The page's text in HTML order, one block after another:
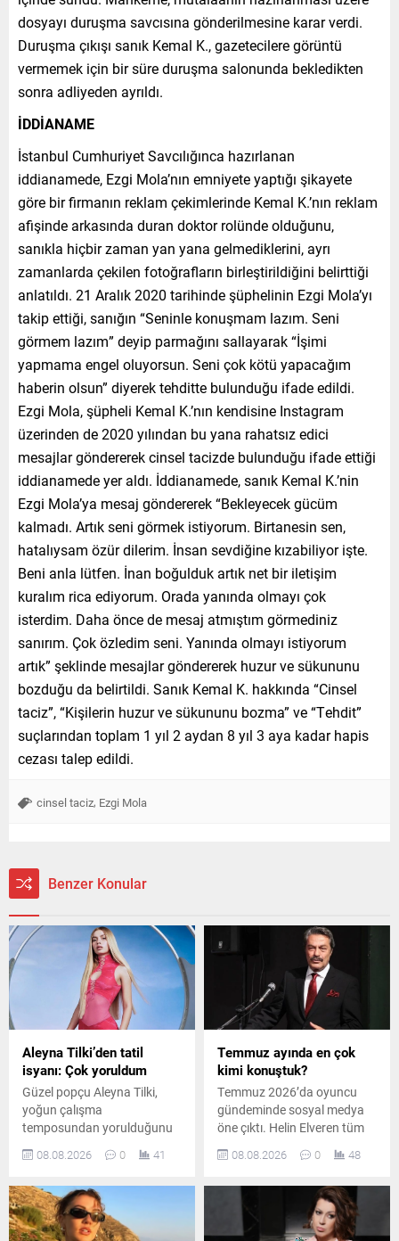
dosyayı duruşma savcısına gönderilmesine karar verdi.
Duruşma çıkışı sanık Kemal K., gazetecilere görüntü
vermemek için bir süre duruşma salonunda bekledikten
sonra adliyeden ayrıldı.
İDDİANAME
İstanbul Cumhuriyet Savcılığınca hazırlanan
iddianamede, Ezgi Mola’nın emniyete yaptığı şikayete
göre bir firmanın reklam çekimlerinde Kemal K.’nın reklam
afişinde arkasında duran doktor rolünde olduğunu,
sanıkla hiçbir zaman yan yana gelmediklerini, ayrı
zamanlarda çekilen fotoğrafların birleştirildiğini belirttiği
anlatıldı. 21 Aralık 2020 tarihinde şüphelinin Ezgi Mola’yı
takip ettiği, sanığın “Seninle konuşmam lazım. Seni
görmem lazım” deyip parmağını sallayarak “İşimi
yapmama engel oluyorsun. Seni çok kötü yapacağım
haberin olsun” diyerek tehditte bulunduğu ifade edildi.
Ezgi Mola, şüpheli Kemal K.’nın kendisine Instagram
üzerinden de 2020 yılından bu yana rahatsız edici
mesajlar göndererek cinsel tacizde bulunduğu ifade ettiği
iddianamede yer aldı. İddianamede, sanık Kemal K.’nin
Ezgi Mola’ya mesaj göndererek “Bekleyecek gücüm
kalmadı. Artık seni görmek istiyorum. Birtanesin sen,
hatalıysam özür dilerim. İnsan sevdiğine kızabiliyor işte.
Beni anla lütfen. İnan boğulduk artık net bir iletişim
kuralım rica ediyorum. Orada yanında olmayı çok
isterdim. Daha önce de mesaj atmıştım görmediniz
sanırım. Çok özledim seni. Yanında olmayı istiyorum
artık” şeklinde mesajlar göndererek huzur ve sükununu
bozduğu da belirtildi. Sanık Kemal K. hakkında “Cinsel
taciz”, “Kişilerin huzur ve sükununu bozma” ve “Tehdit”
suçlarından toplam 1 yıl 2 aydan 8 yıl 3 aya kadar hapis
cezası talep edildi.
cinsel taciz, Ezgi Mola
Benzer Konular
Aleyna Tilki’den tatil
isyanı: Çok yoruldum
Güzel popçu Aleyna Tilki,
yoğun çalışma
temposundan yorulduğunu
belirterek sosyal medya
hesabından yaptığı
getirdi.
08.08.2026 0 41
Temmuz ayında en çok
kimi konuştuk?
Temmuz 2026’da oyuncu
gündeminde sosyal medya
öne çıktı. Helin Elveren tüm
mecralarda ilk sırayı alırken,
Zihni Göktay ve Kadir İnanır
ve anma gündemiyle dikkat
08.08.2026 0 48